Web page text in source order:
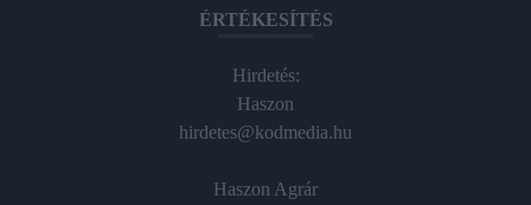
ÉRTÉKESÍTÉS
Hirdetés:
Haszon
hirdetes@kodmedia.hu
Haszon Agrár